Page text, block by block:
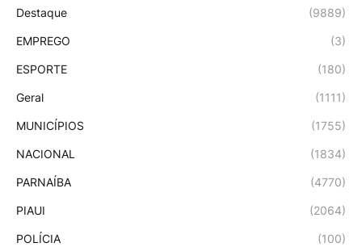
Destaque (9889)
EMPREGO (3)
ESPORTE (180)
Geral (1111)
MUNICÍPIOS (1755)
NACIONAL (1834)
PARNAÍBA (4770)
PIAUI (2064)
POLÍCIA (100)